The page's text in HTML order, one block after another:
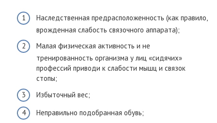
Наследственная предрасположенность (как правило,
врожденная слабость связочного аппарата);
Малая физическая активность и не
тренированность организма у лиц «сидячих»
профессий приводи к слабости мышц и связок
стопы;
Избыточный вес;
Неправильно подобранная обувь;